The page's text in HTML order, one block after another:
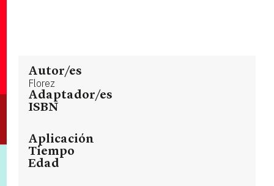
Autor/es
Florez
Adaptador/es
ISBN
Aplicación
Tiempo
Edad